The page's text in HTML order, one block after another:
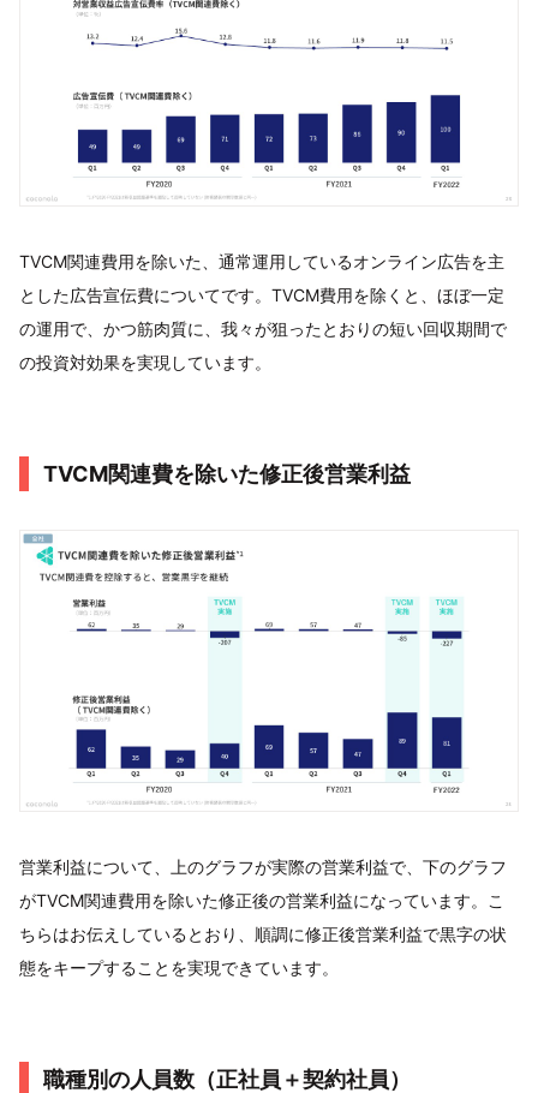
TVCM関連費用を除いた、通常運用しているオンライン広告を主
とした広告宣伝費についてです。TVCM費用を除くと、ほぼ一定
の運用で、かつ筋肉質に、我々が狙ったとおりの短い回収期間で
の投資対効果を実現しています。
TVCM関連費を除いた修正後営業利益
営業利益について、上のグラフが実際の営業利益で、下のグラフ
がTVCM関連費用を除いた修正後の営業利益になっています。こ
ちらはお伝えしているとおり、順調に修正後営業利益で黒字の状
態をキープすることを実現できています。
職種別の人員数（正社員＋契約社員）